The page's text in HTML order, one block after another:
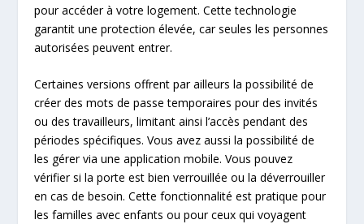
pour accéder à votre logement. Cette technologie
garantit une protection élevée, car seules les personnes
autorisées peuvent entrer.
Certaines versions offrent par ailleurs la possibilité de
créer des mots de passe temporaires pour des invités
ou des travailleurs, limitant ainsi l’accès pendant des
périodes spécifiques. Vous avez aussi la possibilité de
les gérer via une application mobile. Vous pouvez
vérifier si la porte est bien verrouillée ou la déverrouiller
en cas de besoin. Cette fonctionnalité est pratique pour
les familles avec enfants ou pour ceux qui voyagent